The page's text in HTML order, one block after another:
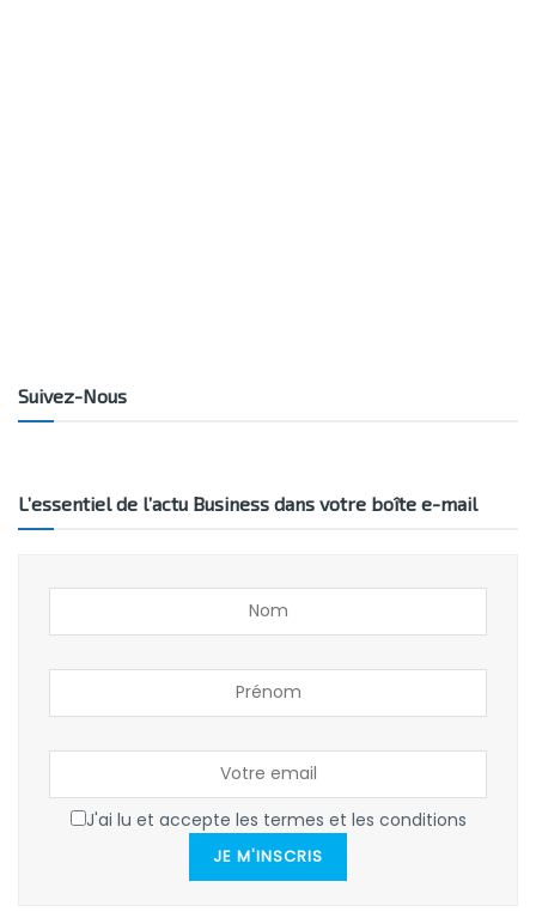
Suivez-Nous
L’essentiel de l’actu Business dans votre boîte e-mail
J'ai lu et accepte les termes et les conditions
JE M'INSCRIS